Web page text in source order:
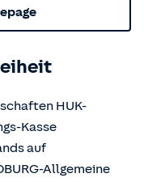
HUK-
Kasse
auf
Allgemeine